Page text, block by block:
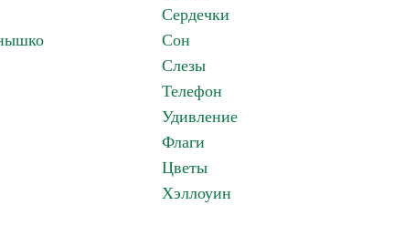
Сердечки
Сон
Слезы
Телефон
Удивление
Флаги
Цветы
Хэллоуин